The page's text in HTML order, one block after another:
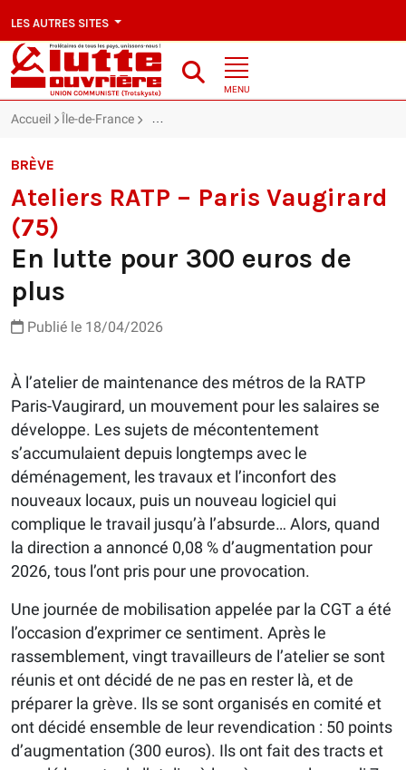
LES AUTRES SITES
MENU
Accueil Île-de-France Ateliers RATP – Paris Vaugirard (75) : En
BRÈVE
Ateliers RATP – Paris Vaugirard
(75)
En lutte pour 300 euros de
plus
Publié le 18/04/2026
À l’atelier de maintenance des métros de la RATP
Paris-Vaugirard, un mouvement pour les salaires se
développe. Les sujets de mécontentement
s’accumulaient depuis longtemps avec le
déménagement, les travaux et l’inconfort des
nouveaux locaux, puis un nouveau logiciel qui
complique le travail jusqu’à l’absurde… Alors, quand
la direction a annoncé 0,08 % d’augmentation pour
2026, tous l’ont pris pour une provocation.
Une journée de mobilisation appelée par la CGT a été
l’occasion d’exprimer ce sentiment. Après le
rassemblement, vingt travailleurs de l’atelier se sont
réunis et ont décidé de ne pas en rester là, et de
préparer la grève. Ils se sont organisés en comité et
ont décidé ensemble de leur revendication : 50 points
d’augmentation (300 euros). Ils ont fait des tracts et